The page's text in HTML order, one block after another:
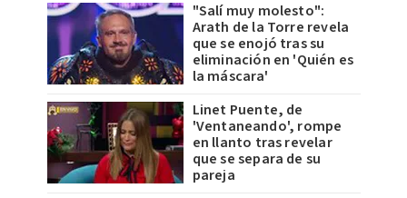
"Salí muy molesto":
Arath de la Torre revela
que se enojó tras su
eliminación en 'Quién es
la máscara'
Linet Puente, de
'Ventaneando', rompe
en llanto tras revelar
que se separa de su
pareja